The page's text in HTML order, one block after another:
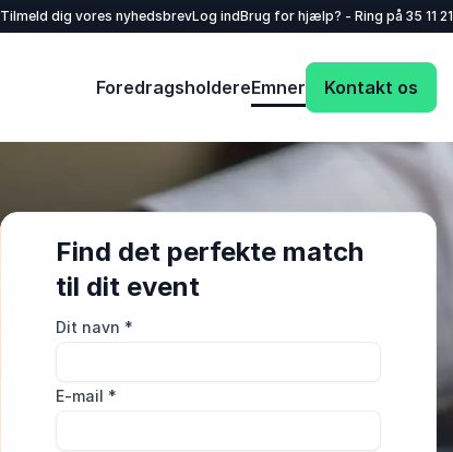
Tilmeld dig vores nyhedsbrevLog indBrug for hjælp? - Ring på 35 11
ForedragsholdereEmner Kontakt os
Find det perfekte match
til dit event
Dit navn *
E-mail *